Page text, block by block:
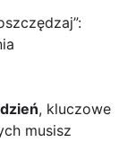
, kluczowe
musisz